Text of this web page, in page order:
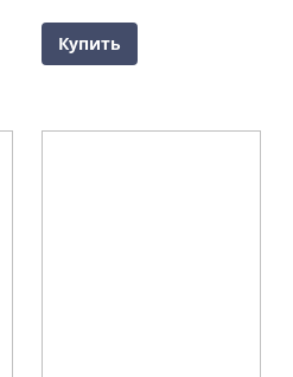
Купить